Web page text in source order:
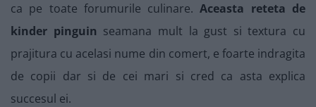
ca pe toate forumurile culinare.Aceasta reteta de
kinder pinguin seamana mult la gust si textura cu
prajitura cu acelasi nume din comert, e foarte indragita
de copii dar si de cei mari si cred ca asta explica
succesul ei.